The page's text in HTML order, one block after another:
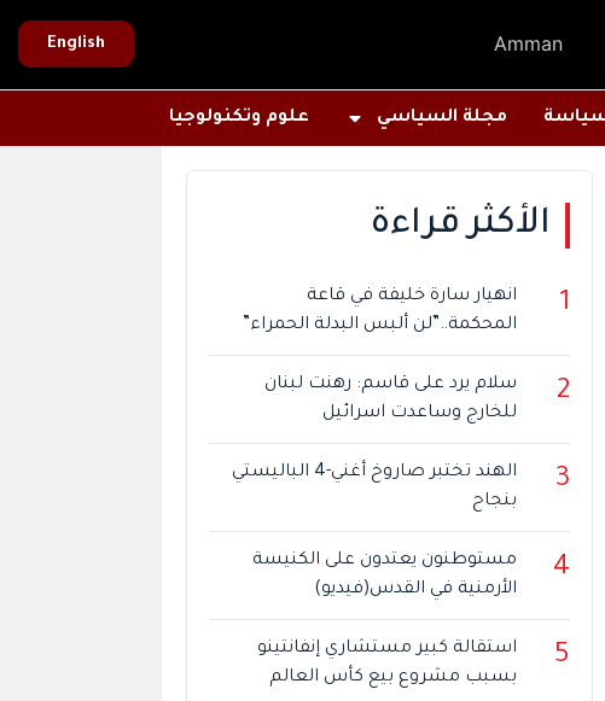
Amman
English
مجلة السياسي علوم وتكنولوجيا
الأكثر قراءة
1
انهيار سارة خليفة في قاعة
المحكمة..”لن ألبس البدلة الحمراء”
2
سلام يرد على قاسم: رهنت لبنان
للخارج وساعدت اسرائيل
3
الهند تختبر صاروخ أغني-4 الباليستي
بنجاح
4
مستوطنون يعتدون على الكنيسة
الأرمنية في القدس(فيديو)
5
استقالة كبير مستشاري إنفانتينو
بسبب مشروع بيع كأس العالم